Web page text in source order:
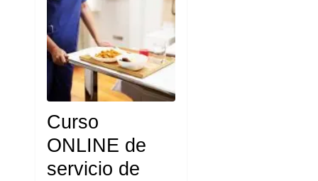
Curso
ONLINE de
servicio de